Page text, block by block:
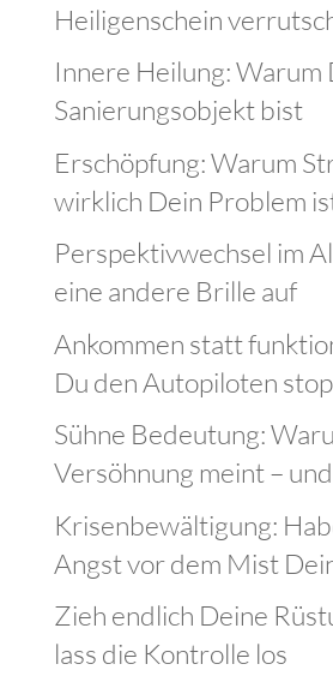
Heiligenschein
Innere Heilung: Warum
Sanierungsobjekt bist
Erschöpfung: Warum
wirklich Dein Problem
Perspektivwechsel im
eine andere Brille auf
Ankommen statt
Du den Autopiloten
Sühne Bedeutung:
Versöhnung meint –
Krisenbewältigung:
Angst vor dem Mist
Zieh endlich Deine
lass die Kontrolle los